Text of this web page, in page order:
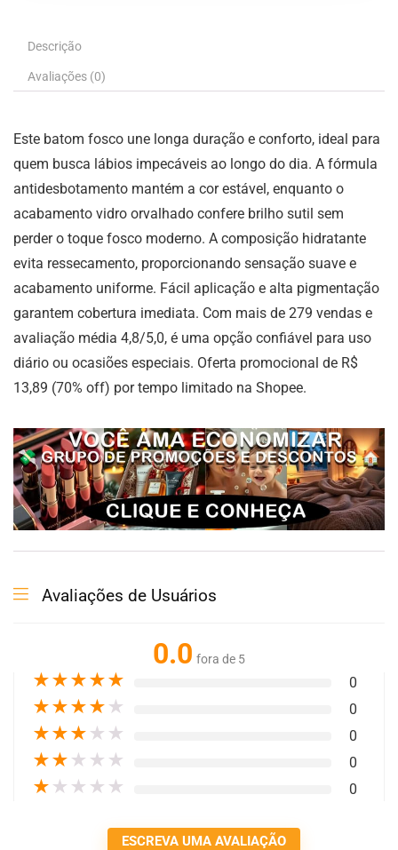
Descrição
Avaliações (0)
Este batom fosco une longa duração e conforto, ideal para
quem busca lábios impecáveis ao longo do dia. A fórmula
antidesbotamento mantém a cor estável, enquanto o
acabamento vidro orvalhado confere brilho sutil sem
perder o toque fosco moderno. A composição hidratante
evita ressecamento, proporcionando sensação suave e
acabamento uniforme. Fácil aplicação e alta pigmentação
garantem cobertura imediata. Com mais de 279 vendas e
avaliação média 4,8/5,0, é uma opção confiável para uso
diário ou ocasiões especiais. Oferta promocional de R$
13,89 (70% off) por tempo limitado na Shopee.
Avaliações de Usuários
0.0 fora de 5
★★★★★ 0
★★★★ ★ 0
★★★ ★ ★ 0
★★ ★ ★ ★ 0
★ ★ ★ ★ ★ 0
ESCREVA UMA AVALIAÇÃO